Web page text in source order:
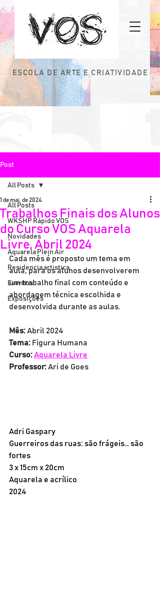
ESCOLA DE ARTE E CRIATIVIDADE
Post
All Posts
WKSHP Rápido VOS
Novidades
Aquarela Plein Air
Residencia artistica
Eventos
Exposições
All Posts
Trabalhos Finais dos Alunos
do Curso VOS Aquarela
Livre, Abril 2024
1 de mai. de 2024
Cada mês é proposto um tema em
aula, para os alunos desenvolverem
um trabalho final com conteúdo e
abordagem técnica escolhida e
desenvolvida durante as aulas.
Mês: Abril 2024
Tema: Figura Humana
Curso:Aquarela Livre
Professor: Ari de Goes
Adri Gaspary
Guerreiros das ruas: são frágeis… são
fortes
3 x 15cm x 20cm
Aquarela e acrílico
2024